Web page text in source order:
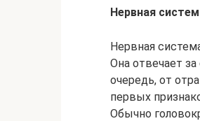
Нервная
Нервная
Она отвечает
очередь, от
первых
Обычно